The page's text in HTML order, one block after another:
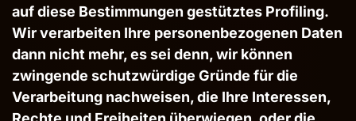
auf diese Bestimmungen gestütztes Profiling.
Wir verarbeiten Ihre personenbezogenen Daten
dann nicht mehr, es sei denn, wir können
zwingende schutzwürdige Gründe für die
Verarbeitung nachweisen, die Ihre Interessen,